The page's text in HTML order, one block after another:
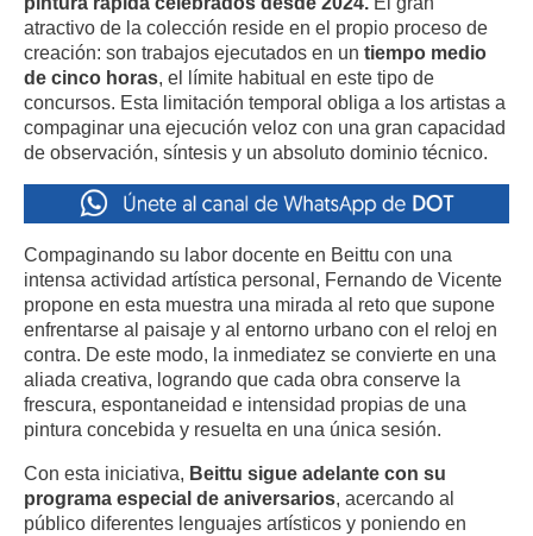
atractivo de la colección reside en el propio proceso de
creación: son trabajos ejecutados en un tiempo medio
de cinco horas, el límite habitual en este tipo de
concursos. Esta limitación temporal obliga a los artistas a
compaginar una ejecución veloz con una gran capacidad
de observación, síntesis y un absoluto dominio técnico.
Compaginando su labor docente en Beittu con una
intensa actividad artística personal, Fernando de Vicente
propone en esta muestra una mirada al reto que supone
enfrentarse al paisaje y al entorno urbano con el reloj en
contra. De este modo, la inmediatez se convierte en una
aliada creativa, logrando que cada obra conserve la
frescura, espontaneidad e intensidad propias de una
pintura concebida y resuelta en una única sesión.
Con esta iniciativa, Beittu sigue adelante con su
programa especial de aniversarios, acercando al
público diferentes lenguajes artísticos y poniendo en